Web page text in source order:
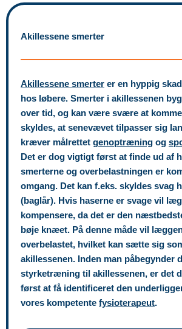
Akillessene smerter
Akillessene smerter er en hyppig
hos løbere. Smerter i akillessenen
over tid, og kan være svære at
skyldes, at senevævet tilpasser sig
kræver målrettet genoptræning og
Det er dog vigtigt først at finde ud af
smerterne og overbelastningen er
omgang. Det kan f.eks. skyldes svag
(baglår). Hvis haserne er svage vil
kompensere, da det er den
bøje knæet. På denne måde vil
overbelastet, hvilket kan sætte sig
akillessenen. Inden man påbegynder
styrketræning til akillessenen, er det
først at få identificeret den
vores kompetente fysioterapeut.